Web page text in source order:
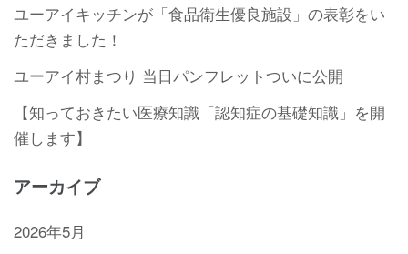
ユーアイキッチンが「食品衛生優良施設」の表彰をい
ただきました！
ユーアイ村まつり 当日パンフレットついに公開
【知っておきたい医療知識「認知症の基礎知識」を開
催します】
アーカイブ
2026年5月